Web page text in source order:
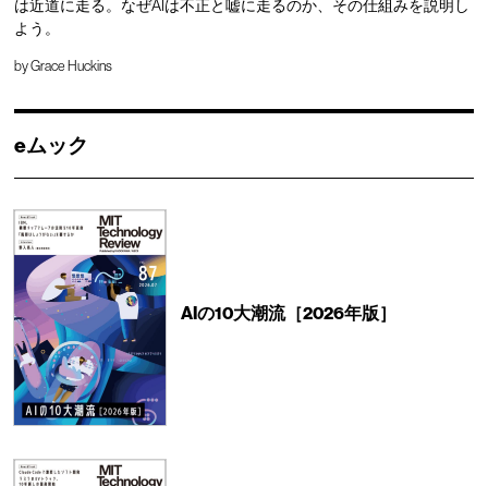
は近道に走る。なぜAIは不正と嘘に走るのか、その仕組みを説明し
よう。
byGrace Huckins
eムック
AIの10大潮流［2026年版］